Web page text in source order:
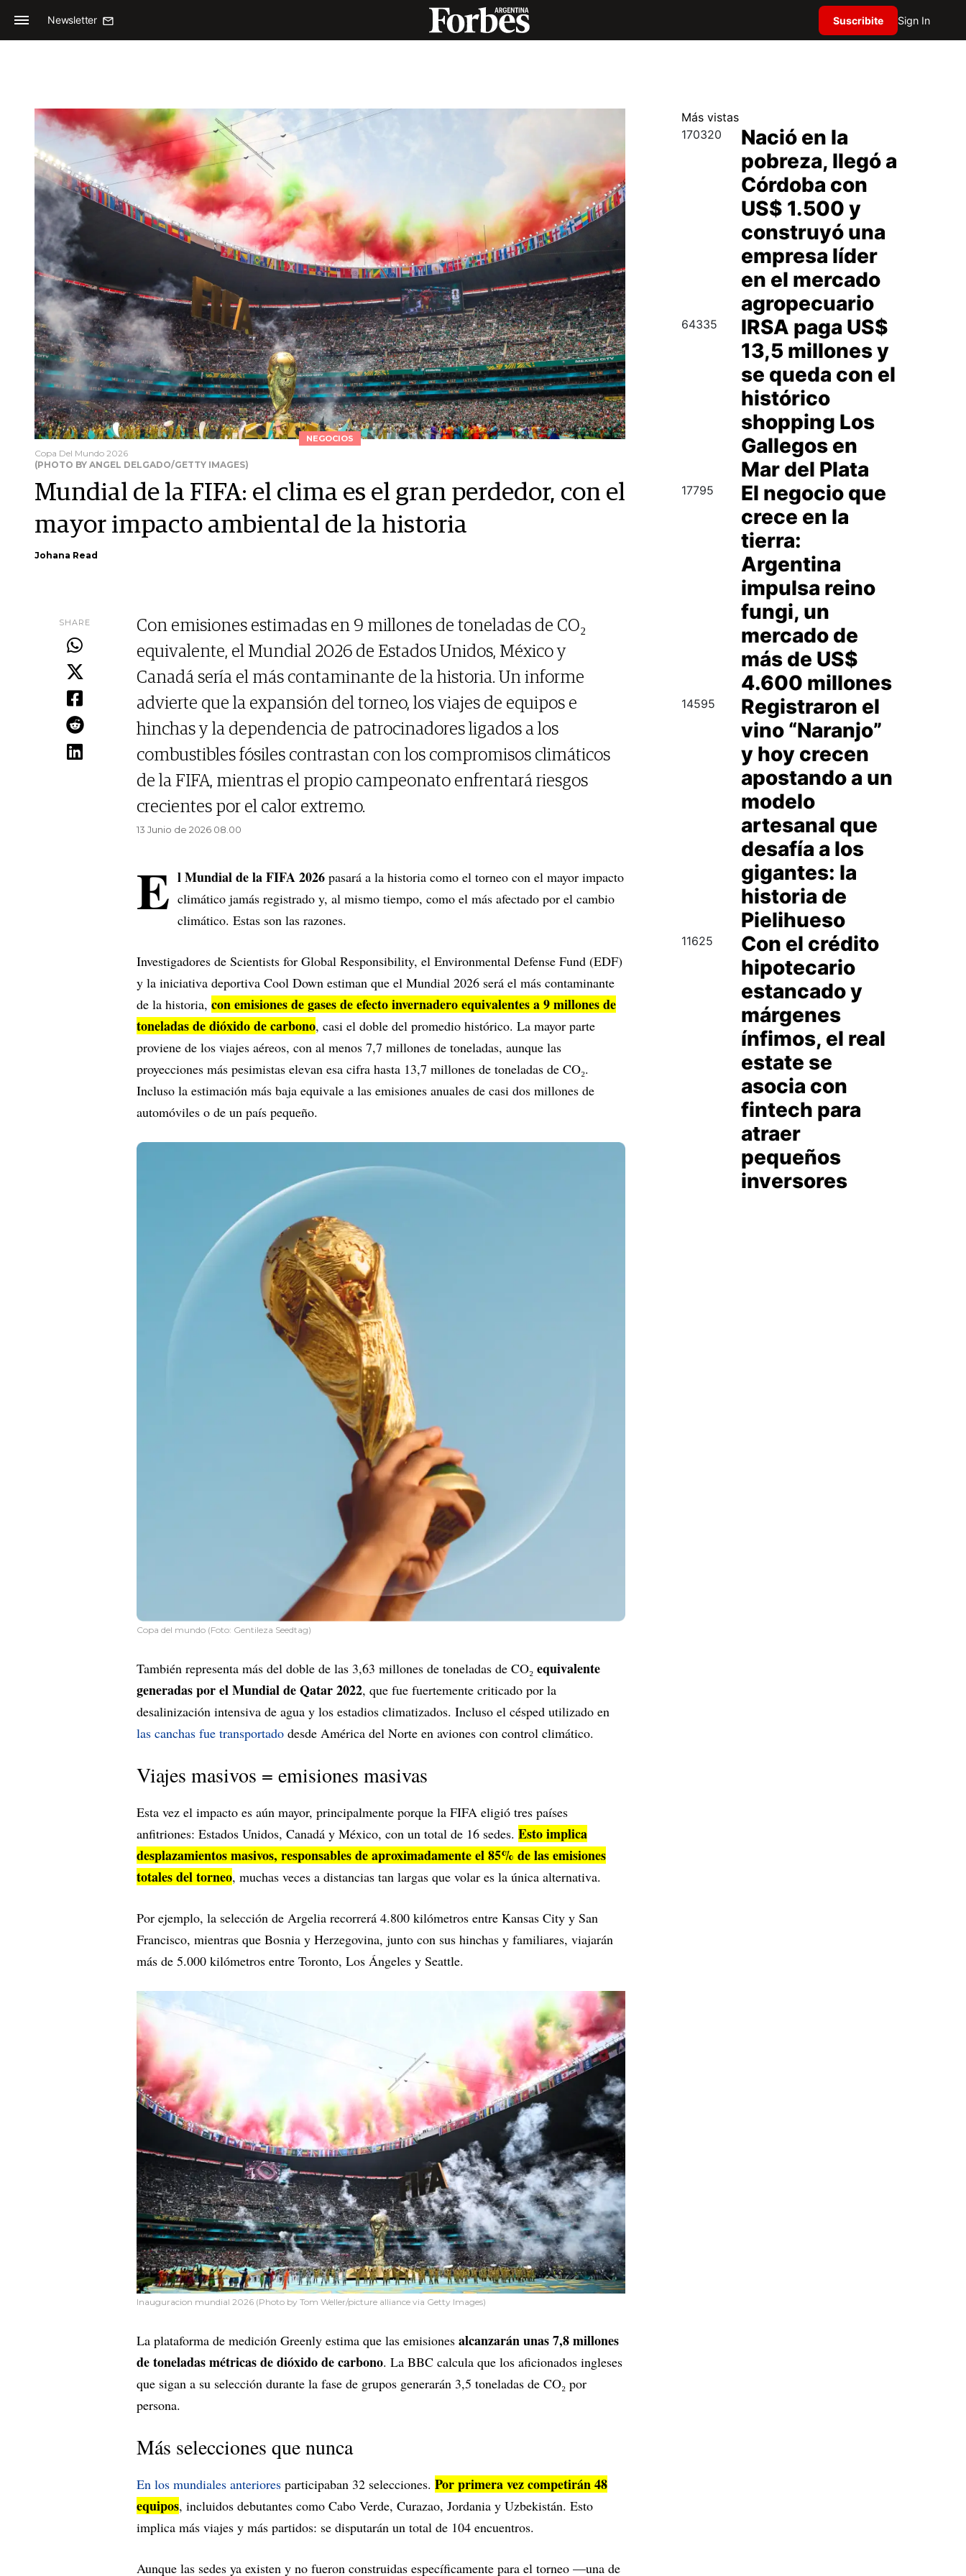
Newsletter Suscribite Sign In
NEGOCIOS
Copa Del Mundo 2026
(PHOTO BY ANGEL DELGADO/GETTY IMAGES)
Mundial de la FIFA: el clima es el gran perdedor, con el
mayor impacto ambiental de la historia
Johana Read
SHARE
Con emisiones estimadas en 9 millones de toneladas de CO₂
equivalente, el Mundial 2026 de Estados Unidos, México y
Canadá sería el más contaminante de la historia. Un informe
advierte que la expansión del torneo, los viajes de equipos e
hinchas y la dependencia de patrocinadores ligados a los
combustibles fósiles contrastan con los compromisos climáticos
de la FIFA, mientras el propio campeonato enfrentará riesgos
crecientes por el calor extremo.
13 Junio de 2026 08.00
E l Mundial de la FIFA 2026 pasará a la historia como el torneo con el mayor impacto
climático jamás registrado y, al mismo tiempo, como el más afectado por el cambio
climático. Estas son las razones.
Investigadores de Scientists for Global Responsibility, el Environmental Defense Fund (EDF)
y la iniciativa deportiva Cool Down estiman que el Mundial 2026 será el más contaminante
de la historia, con emisiones de gases de efecto invernadero equivalentes a 9 millones de
toneladas de dióxido de carbono, casi el doble del promedio histórico. La mayor parte
proviene de los viajes aéreos, con al menos 7,7 millones de toneladas, aunque las
proyecciones más pesimistas elevan esa cifra hasta 13,7 millones de toneladas de CO₂.
Incluso la estimación más baja equivale a las emisiones anuales de casi dos millones de
automóviles o de un país pequeño.
Copa del mundo (Foto: Gentileza Seedtag)
También representa más del doble de las 3,63 millones de toneladas de CO₂ equivalente
generadas por el Mundial de Qatar 2022, que fue fuertemente criticado por la
desalinización intensiva de agua y los estadios climatizados. Incluso el césped utilizado en
las canchas fue transportado desde América del Norte en aviones con control climático.
Viajes masivos = emisiones masivas
Esta vez el impacto es aún mayor, principalmente porque la FIFA eligió tres países
anfitriones: Estados Unidos, Canadá y México, con un total de 16 sedes. Esto implica
desplazamientos masivos, responsables de aproximadamente el 85% de las emisiones
totales del torneo, muchas veces a distancias tan largas que volar es la única alternativa.
Por ejemplo, la selección de Argelia recorrerá 4.800 kilómetros entre Kansas City y San
Francisco, mientras que Bosnia y Herzegovina, junto con sus hinchas y familiares, viajarán
más de 5.000 kilómetros entre Toronto, Los Ángeles y Seattle.
Inauguracion mundial 2026 (Photo by Tom Weller/picture alliance via Getty Images)
La plataforma de medición Greenly estima que las emisiones alcanzarán unas 7,8 millones
de toneladas métricas de dióxido de carbono. La BBC calcula que los aficionados ingleses
que sigan a su selección durante la fase de grupos generarán 3,5 toneladas de CO₂ por
persona.
Más selecciones que nunca
En los mundiales anteriores participaban 32 selecciones. Por primera vez competirán 48
equipos, incluidos debutantes como Cabo Verde, Curazao, Jordania y Uzbekistán. Esto
implica más viajes y más partidos: se disputarán un total de 104 encuentros.
Aunque las sedes ya existen y no fueron construidas específicamente para el torneo —una de
Más vistas
170320
Nació en la
pobreza, llegó a
Córdoba con
US$ 1.500 y
construyó una
empresa líder
en el mercado
agropecuario
64335
IRSA paga US$
13,5 millones y
se queda con el
histórico
shopping Los
Gallegos en
Mar del Plata
17795
El negocio que
crece en la
tierra:
Argentina
impulsa reino
fungi, un
mercado de
más de US$
4.600 millones
14595
Registraron el
vino “Naranjo”
y hoy crecen
apostando a un
modelo
artesanal que
desafía a los
gigantes: la
historia de
Pielihueso
11625
Con el crédito
hipotecario
estancado y
márgenes
ínfimos, el real
estate se
asocia con
fintech para
atraer
pequeños
inversores